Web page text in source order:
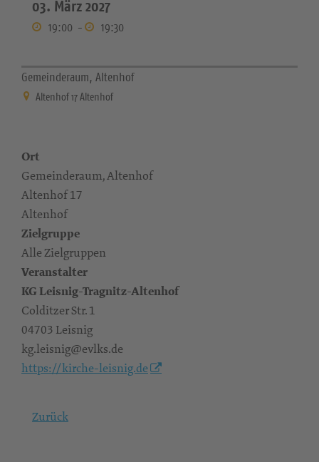
03. März 2027
19:00 - 19:30
Gemeinderaum, Altenhof
Altenhof 17 Altenhof
Ort
Gemeinderaum, Altenhof
Altenhof 17
Altenhof
Zielgruppe
Alle Zielgruppen
Veranstalter
KG Leisnig-Tragnitz-Altenhof
Colditzer Str. 1
04703 Leisnig
kg.leisnig@evlks.de
https://kirche-leisnig.de
Zurück